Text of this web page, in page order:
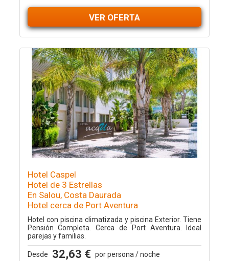
VER OFERTA
Hotel Caspel
Hotel de 3 Estrellas
En Salou, Costa Daurada
Hotel cerca de Port Aventura
Hotel con piscina climatizada y piscina Exterior. Tiene
Pensión Completa. Cerca de Port Aventura. Ideal
parejas y familias.
Desde 32,63 € por persona / noche